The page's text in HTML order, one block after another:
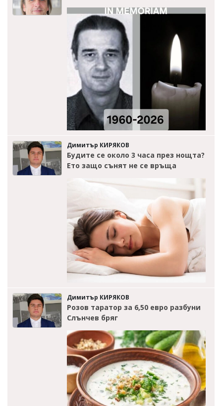
Димитър КИРЯКОВ
Будите се около 3 часа през нощта?
Ето защо сънят не се връща
Димитър КИРЯКОВ
Розов таратор за 6,50 евро разбуни
Слънчев бряг